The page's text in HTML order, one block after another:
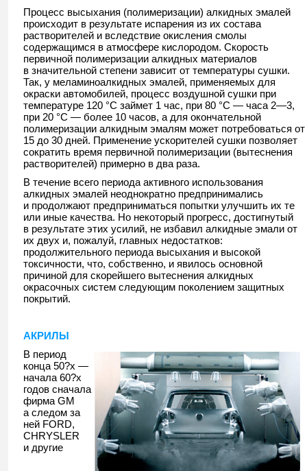
Процесс высыхания (полимеризации) алкидных эмалей
происходит в результате испарения из их состава
растворителей и вследствие окисления смолы
содержащимся в атмосфере кислородом. Скорость
первичной полимеризации алкидных материалов
в значительной степени зависит от температуры сушки.
Так, у меламиноалкидных эмалей, применяемых для
окраски автомобилей, процесс воздушной сушки при
температуре 120 °С займет 1 час, при 80 °С — часа 2—3,
при 20 °С — более 10 часов, а для окончательной
полимеризации алкидным эмалям может потребоваться от
15 до 30 дней. Применение ускорителей сушки позволяет
сократить время первичной полимеризации (вытеснения
растворителей) примерно в два раза.
В течение всего периода активного использования
алкидных эмалей неоднократно предпринимались
и продолжают предприниматься попытки улучшить их те
или иные качества. Но некоторый прогресс, достигнутый
в результате этих усилий, не избавил алкидные эмали от
их двух и, пожалуй, главных недостатков:
продолжительного периода высыхания и высокой
токсичности, что, собственно, и явилось основной
причиной для скорейшего вытеснения алкидных
окрасочных систем следующим поколением защитных
покрытий.
АКРИЛЫ
В период
конца 50?х —
начала 60?х
годов сначала
фирма GM
а следом за
ней FORD,
CHRYSLER
и другие